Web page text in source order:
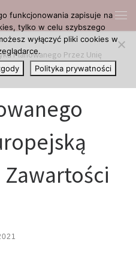
Planowanego Przez Unię
THC
funkcjonowania zapisuje na
tylko w celu szybszego
wyłączyć pliki cookies w
Polityka prywatności